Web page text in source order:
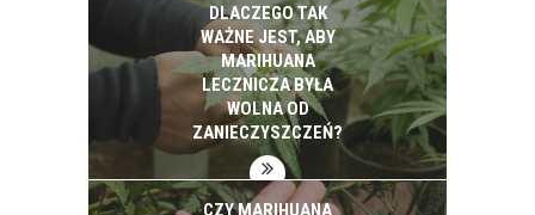
DLACZEGO TAK
WAŻNE JEST, ABY
MARIHUANA
LECZNICZA BYŁA
WOLNA OD
ZANIECZYSZCZEŃ?
CZY MARIHUANA